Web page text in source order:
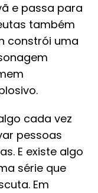
e passa para
também
constrói uma
cada vez
pessoas
E existe algo
série que
Em